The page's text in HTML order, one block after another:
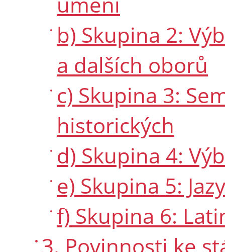
b) Skupina 2:
a dalších oborů
c) Skupina 3:
historických
d) Skupina 4:
e) Skupina 5:
f) Skupina 6:
3. Povinnosti ke